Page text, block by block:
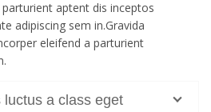
aptent dis inceptos
adipiscing sem in.Gravida
eleifend a parturient
a class eget